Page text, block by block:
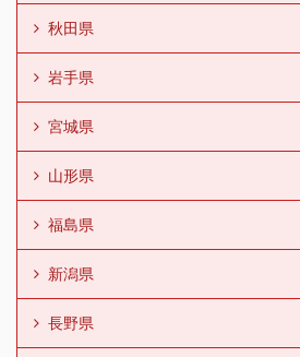
秋田県
岩手県
宮城県
山形県
福島県
新潟県
長野県